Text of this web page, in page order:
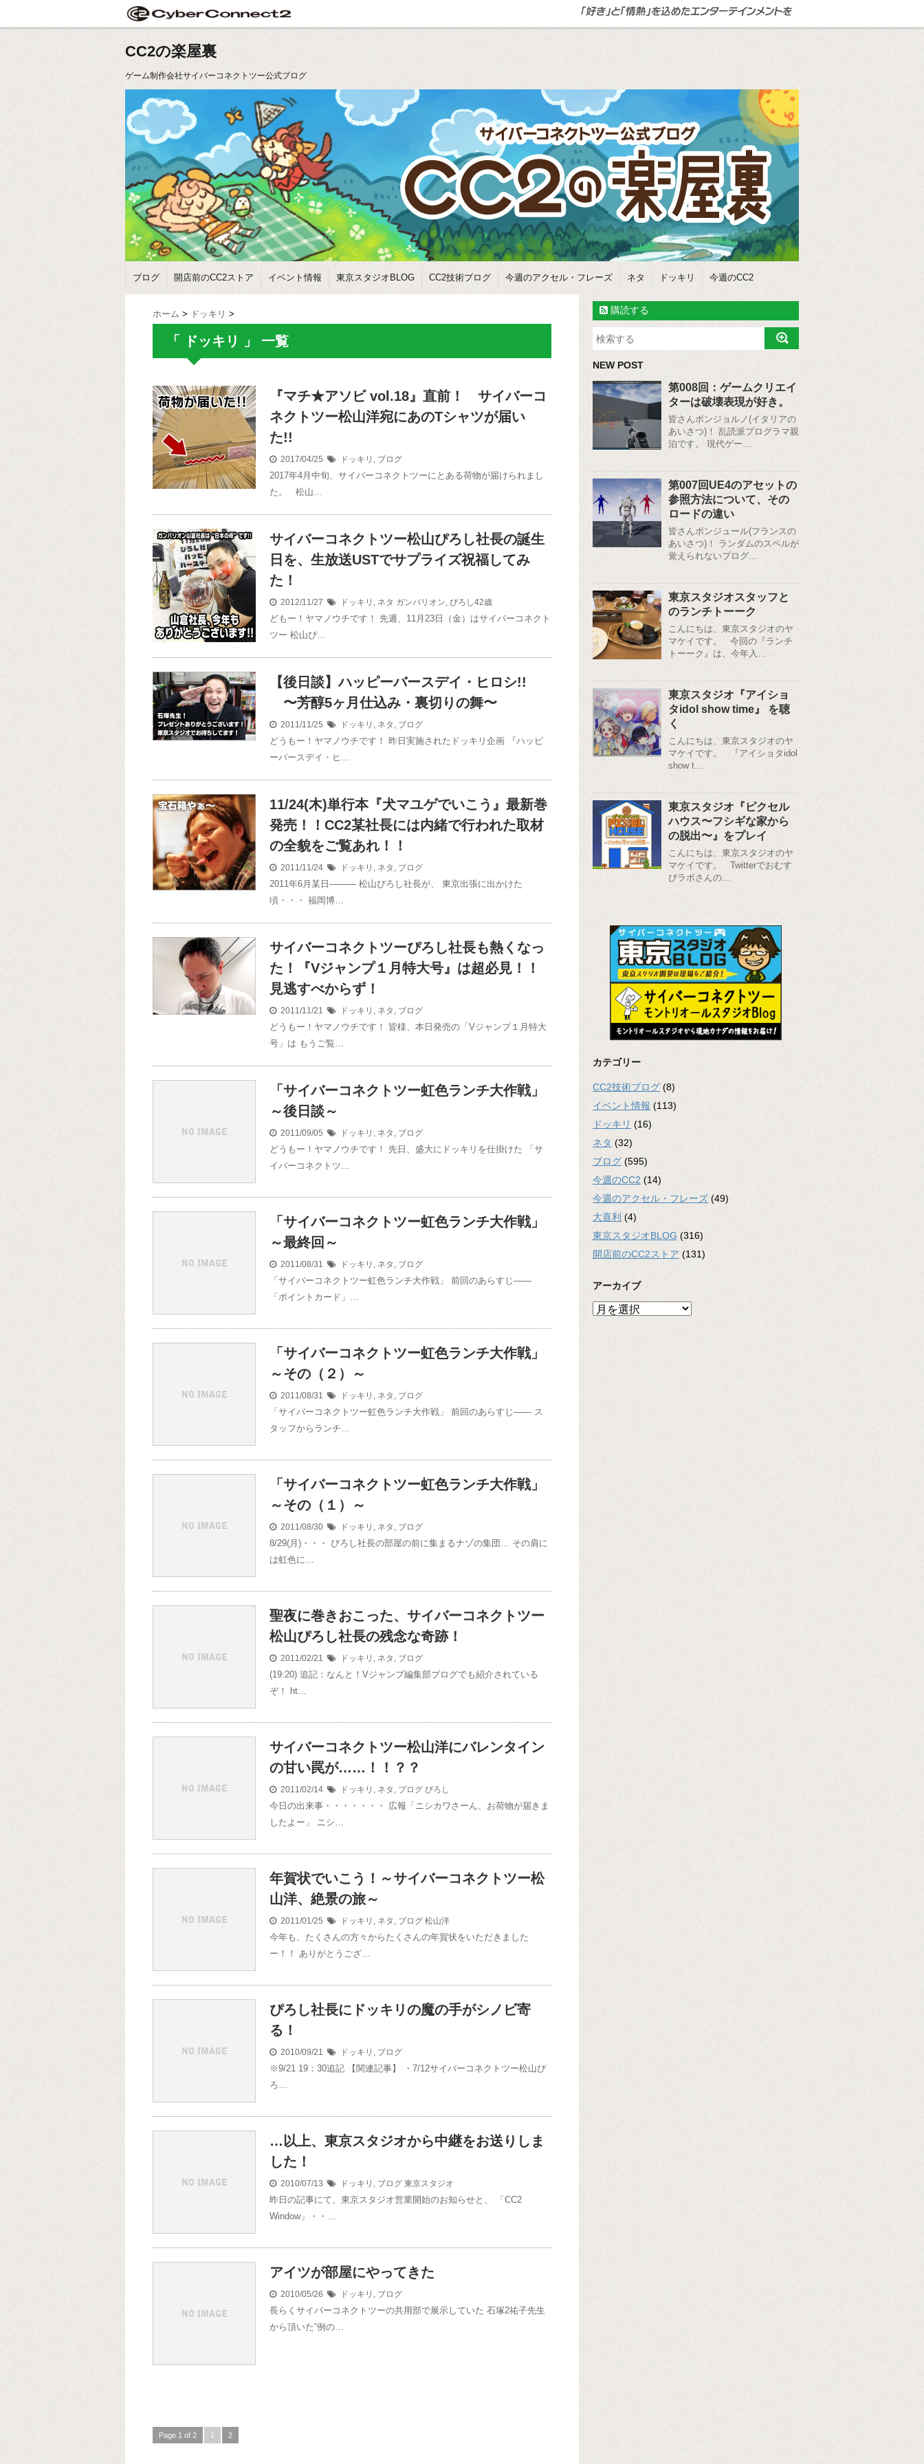
CC2の楽屋裏
ゲーム制作会社サイバーコネクトツー公式ブログ
ブログ 開店前のCC2ストア イベント情報 東京スタジオBLOG CC2技術ブログ 今週のアクセル・フレーズ ネタ ドッキリ 今週のCC2
ホーム > ドッキリ >
「 ドッキリ 」 一覧
『マチ★アソビ vol.18』直前！ サイバーコ
ネクトツー松山洋宛にあのTシャツが届い
た!!
2017/04/25 ドッキリ , ブログ
2017年4月中旬、サイバーコネクトツーにとある荷物が届けられまし
た。 松山…
サイバーコネクトツー松山ぴろし社長の誕生
日を、生放送USTでサプライズ祝福してみ
た！
2012/11/27 ドッキリ , ネタ ガンバリオン, ぴろし42歳
どもー！ヤマノウチです！ 先週、11月23日（金）はサイバーコネクト
ツー 松山ぴ…
【後日談】ハッピーバースデイ・ヒロシ!!
〜芳醇5ヶ月仕込み・裏切りの舞〜
2011/11/25 ドッキリ , ネタ , ブログ
どうもー！ヤマノウチです！ 昨日実施されたドッキリ企画 『ハッピ
ーバースデイ・ヒ…
11/24(木)単行本『犬マユゲでいこう』最新巻
発売！！CC2某社長には内緒で行われた取材
の全貌をご覧あれ！！
2011/11/24 ドッキリ , ネタ , ブログ
2011年6月某日――― 松山ぴろし社長が、 東京出張に出かけた
頃・・・ 福岡博…
サイバーコネクトツーぴろし社長も熱くなっ
た！『Vジャンプ１月特大号』は超必見！！
見逃すべからず！
2011/11/21 ドッキリ , ネタ , ブログ
どうもー！ヤマノウチです！ 皆様、本日発売の「Vジャンプ１月特大
号」は もうご覧…
「サイバーコネクトツー虹色ランチ大作戦」
～後日談～
2011/09/05 ドッキリ , ネタ , ブログ
どうもー！ヤマノウチです！ 先日、盛大にドッキリを仕掛けた 「サ
イバーコネクトツ…
「サイバーコネクトツー虹色ランチ大作戦」
～最終回～
2011/08/31 ドッキリ , ネタ , ブログ
「サイバーコネクトツー虹色ランチ大作戦」 前回のあらすじ――
「ポイントカード」…
「サイバーコネクトツー虹色ランチ大作戦」
～その（２）～
2011/08/31 ドッキリ , ネタ , ブログ
「サイバーコネクトツー虹色ランチ大作戦」 前回のあらすじ―― ス
タッフからランチ…
「サイバーコネクトツー虹色ランチ大作戦」
～その（１）～
2011/08/30 ドッキリ , ネタ , ブログ
8/29(月)・・・ ぴろし社長の部屋の前に集まるナゾの集団… その肩に
は虹色に…
聖夜に巻きおこった、サイバーコネクトツー
松山ぴろし社長の残念な奇跡！
2011/02/21 ドッキリ , ネタ , ブログ
(19:20) 追記：なんと！Vジャンプ編集部ブログでも紹介されている
ぞ！ ht…
サイバーコネクトツー松山洋にバレンタイン
の甘い罠が……！！？？
2011/02/14 ドッキリ , ネタ , ブログ ぴろし
今日の出来事・・・・・・・ 広報「ニシカワさーん、お荷物が届きま
したよー」 ニシ…
年賀状でいこう！～サイバーコネクトツー松
山洋、絶景の旅～
2011/01/25 ドッキリ , ネタ , ブログ 松山洋
今年も、たくさんの方々からたくさんの年賀状をいただきました
ー！！ ありがとうござ…
ぴろし社長にドッキリの魔の手がシノビ寄
る！
2010/09/21 ドッキリ , ブログ
※9/21 19：30追記 【関連記事】 ・7/12サイバーコネクトツー松山ぴ
ろ…
…以上、東京スタジオから中継をお送りしま
した！
2010/07/13 ドッキリ , ブログ 東京スタジオ
昨日の記事にて、東京スタジオ営業開始のお知らせと、 「CC2
Window」・・…
アイツが部屋にやってきた
2010/05/26 ドッキリ , ブログ
長らくサイバーコネクトツーの共用部で展示していた 石塚2祐子先生
から頂いた“例の…
Page 1 of 2 1 2
購読する
NEW POST
第008回：ゲームクリエイ
ターは破壊表現が好き。
皆さんボンジョルノ(イタリアの
あいさつ)！ 乱読派プログラマ親
泊です。 現代ゲー…
第007回UE4のアセットの
参照方法について、その
ロードの違い
皆さんボンジュール(フランスの
あいさつ)！ ランダムのスペルが
覚えられないプログ…
東京スタジオスタッフと
のランチトーーク
こんにちは、東京スタジオのヤ
マケイです。 今回の『ランチ
トーーク』は、今年入…
東京スタジオ『アイショ
タidol show time』 を聴
く
こんにちは、東京スタジオのヤ
マケイです。 『アイショタidol
show t…
東京スタジオ『ピクセル
ハウス〜フシギな家から
の脱出〜』をプレイ
こんにちは、東京スタジオのヤ
マケイです。 Twitterでおむす
びラボさんの…
カテゴリー
CC2技術ブログ (8)
イベント情報 (113)
ドッキリ (16)
ネタ (32)
ブログ (595)
今週のCC2 (14)
今週のアクセル・フレーズ (49)
大喜利 (4)
東京スタジオBLOG (316)
開店前のCC2ストア (131)
アーカイブ
ア